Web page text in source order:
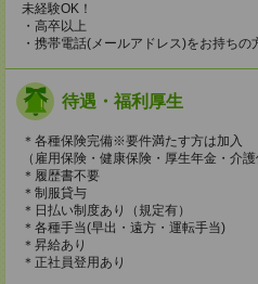
未経験OK！
・高卒以上
・携帯電話(メールアドレス)をお持ちの
待遇・福利厚生
＊各種保険完備※要件満たす方は加入
（雇用保険・健康保険・厚生年金・介護
＊履歴書不要
＊制服貸与
＊日払い制度あり（規定有）
＊各種手当(早出・遠方・運転手当)
＊昇給あり
＊正社員登用あり